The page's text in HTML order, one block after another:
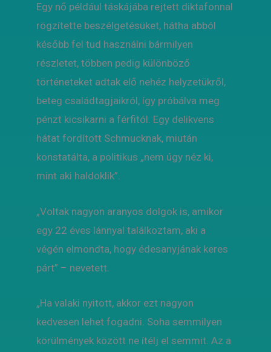
Egy nő például táskájába rejtett diktafonnal
rögzítette beszélgetésüket, hátha abból
később fel tud használni bármilyen
részletet, többen pedig különböző
történeteket adtak elő nehéz helyzetükről,
beteg családtagjaikról, így próbálva meg
pénzt kicsikarni a férfitól. Egy delikvens
hátat fordított Schmucknak, miután
konstatálta, a politikus „nem úgy néz ki,
mint aki haldoklik”.
„Voltak nagyon aranyos dolgok is, amikor
egy 22 éves lánnyal találkoztam, aki a
végén elmondta, hogy édesanyjának keres
párt” – nevetett.
„Ha valaki nyitott, akkor ezt nagyon
kedvesen lehet fogadni. Soha semmilyen
körülmények között ne ítélj el semmit. Az a